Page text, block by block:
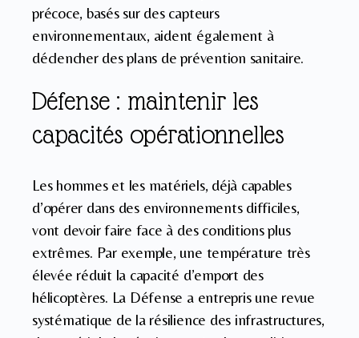
précoce, basés sur des capteurs
environnementaux, aident également à
déclencher des plans de prévention sanitaire.
Défense : maintenir les
capacités opérationnelles
Les hommes et les matériels, déjà capables
d’opérer dans des environnements difficiles,
vont devoir faire face à des conditions plus
extrêmes. Par exemple, une température très
élevée réduit la capacité d’emport des
hélicoptères. La Défense a entrepris une revue
systématique de la résilience des infrastructures,